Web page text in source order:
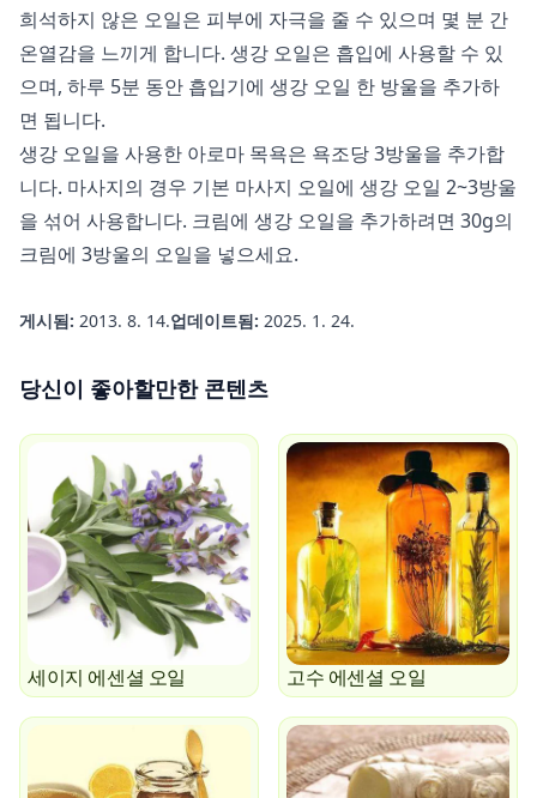
희석하지 않은 오일은 피부에 자극을 줄 수 있으며 몇 분 간
온열감을 느끼게 합니다. 생강 오일은 흡입에 사용할 수 있
으며, 하루 5분 동안 흡입기에 생강 오일 한 방울을 추가하
면 됩니다.
생강 오일을 사용한 아로마 목욕은 욕조당 3방울을 추가합
니다. 마사지의 경우 기본 마사지 오일에 생강 오일 2~3방울
을 섞어 사용합니다. 크림에 생강 오일을 추가하려면 30g의
크림에 3방울의 오일을 넣으세요.
게시됨: 2013. 8. 14.업데이트됨: 2025. 1. 24.
당신이 좋아할만한 콘텐츠
세이지 에센셜 오일 고수 에센셜 오일